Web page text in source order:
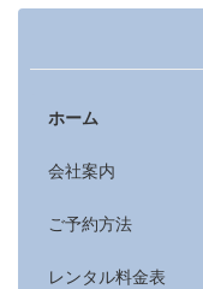
ホーム
会社案内
ご予約方法
レンタル料金表